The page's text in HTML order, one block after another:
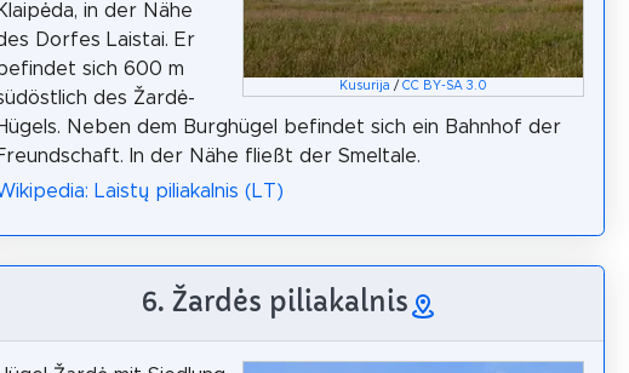
Kusurija /CC BY-SA 3.0
Klaipėda, in der Nähe
Dorfes Laistai. Er
befindet sich 600 m
des Žardė-
Neben dem Burghügel befindet sich ein Bahnhof der
In der Nähe fließt der Smeltale.
Laistų piliakalnis (LT)
6. Žardės piliakalnis